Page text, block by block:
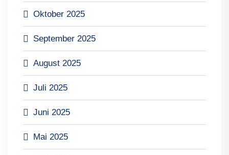
Oktober 2025
September 2025
August 2025
Juli 2025
Juni 2025
Mai 2025